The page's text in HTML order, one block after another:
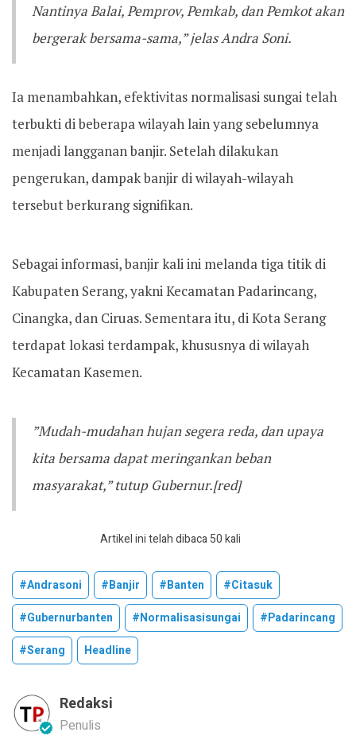
Nantinya Balai, Pemprov, Pemkab, dan Pemkot akan
bergerak bersama-sama,” jelas Andra Soni.
​Ia menambahkan, efektivitas normalisasi sungai telah
terbukti di beberapa wilayah lain yang sebelumnya
menjadi langganan banjir. Setelah dilakukan
pengerukan, dampak banjir di wilayah-wilayah
tersebut berkurang signifikan.
​Sebagai informasi, banjir kali ini melanda tiga titik di
Kabupaten Serang, yakni Kecamatan Padarincang,
Cinangka, dan Ciruas. Sementara itu, di Kota Serang
terdapat lokasi terdampak, khususnya di wilayah
Kecamatan Kasemen.
​”Mudah-mudahan hujan segera reda, dan upaya
kita bersama dapat meringankan beban
masyarakat,” tutup Gubernur.[red]
Artikel ini telah dibaca 50 kali
#andrasoni #banjir #banten
#citasuk
#gubernurbanten
#normalisasisungai
#padarincang
#serang
Headline
Redaksi
Penulis